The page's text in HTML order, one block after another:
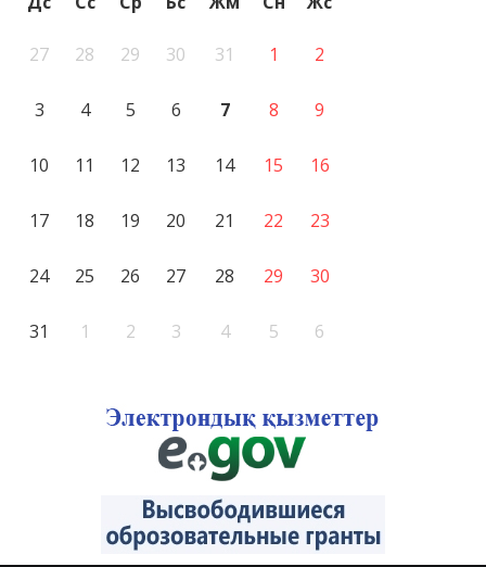
27 28 29 30 31 1 2
3 4 5 6 7 8 9
10 11 12 13 14 15 16
17 18 19 20 21 22 23
24 25 26 27 28 29 30
31 1 2 3 4 5 6